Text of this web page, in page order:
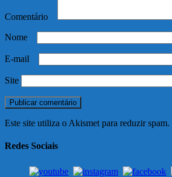
Comentário
Nome
E-mail
Site
Este site utiliza o Akismet para reduzir spam.
Redes Sociais